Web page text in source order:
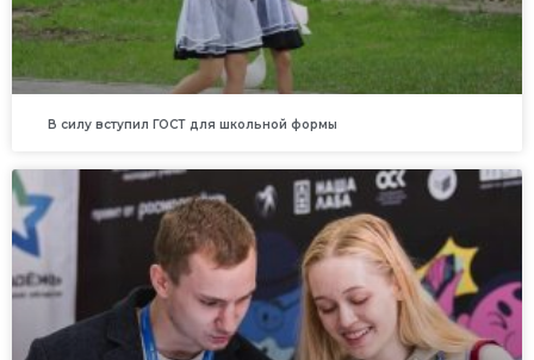
В силу вступил ГОСТ для школьной формы